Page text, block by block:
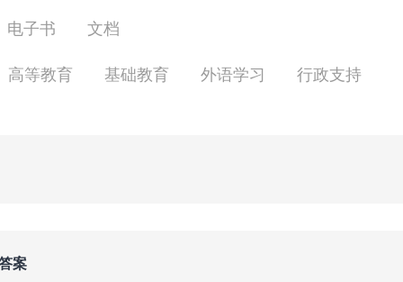
电子书 文档
高等教育 基础教育 外语学习 行政支持
案